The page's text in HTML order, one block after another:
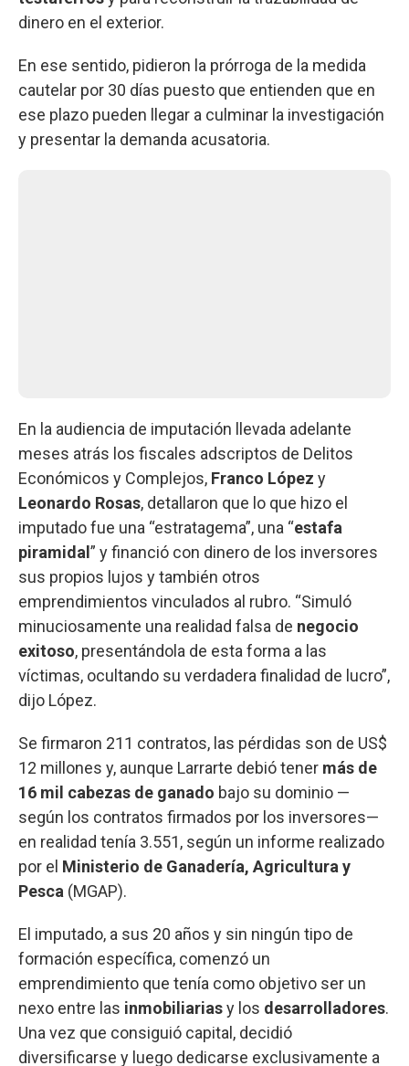
dinero en el exterior.
En ese sentido, pidieron la prórroga de la medida
cautelar por 30 días puesto que entienden que en
ese plazo pueden llegar a culminar la investigación
y presentar la demanda acusatoria.
En la audiencia de imputación llevada adelante
meses atrás los fiscales adscriptos de Delitos
Económicos y Complejos, Franco López y
Leonardo Rosas, detallaron que lo que hizo el
imputado fue una “estratagema”, una “estafa
piramidal ” y financió con dinero de los inversores
sus propios lujos y también otros
emprendimientos vinculados al rubro. “Simuló
minuciosamente una realidad falsa de negocio
exitoso, presentándola de esta forma a las
víctimas, ocultando su verdadera finalidad de lucro”,
dijo López.
Se firmaron 211 contratos, las pérdidas son de US$
12 millones y, aunque Larrarte debió tener más de
16 mil cabezas de ganado bajo su dominio —
según los contratos firmados por los inversores—
en realidad tenía 3.551, según un informe realizado
por el Ministerio de Ganadería, Agricultura y
Pesca (MGAP).
El imputado, a sus 20 años y sin ningún tipo de
formación específica, comenzó un
emprendimiento que tenía como objetivo ser un
nexo entre las inmobiliariasy los desarrolladores.
Una vez que consiguió capital, decidió
diversificarse y luego dedicarse exclusivamente a